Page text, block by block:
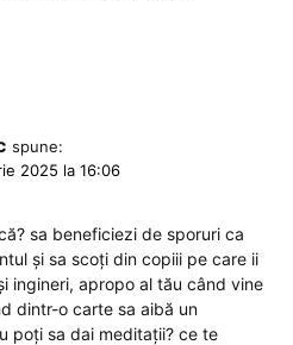
spune:
2025 la 16:06
sa beneficiezi de sporuri ca
și sa scoți din copiii pe care ii
ingineri, apropo al tău când vine
dintr-o carte sa aibă un
poți sa dai meditații? ce te